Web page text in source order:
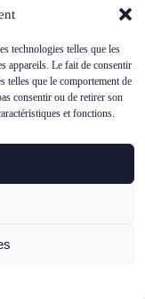
technologies telles que les
appareils. Le fait de consentir
telles que le comportement de
consentir ou de retirer son
et fonctions.
réponses
des
tape
Graph va lui
sa
de